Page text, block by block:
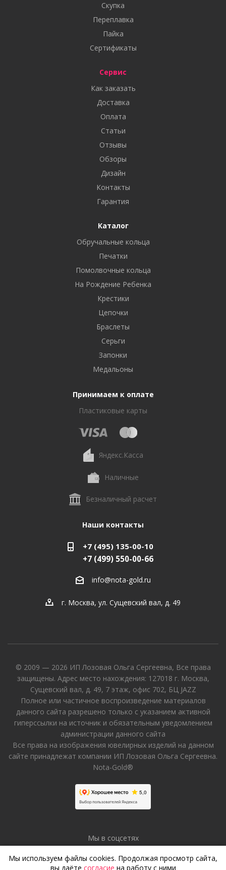
Скупка
Переплавка
Пайка
Сертификаты
Сервис
Как заказать
Доставка
Оплата
Статьи
Отзывы
Обзоры
Дизайн
Контакты
Гарантия
Каталог
Обручальные кольца
Печатки
Помолвочные кольца
На Рождение Ребенка
Крестики
Цепочки
Браслеты
Серьги
Запонки
Медальоны
Принимаем к оплате
Пластиковые карты
Яндекс.Касса
Наличные
Безналичный расчет
Наши контакты
+7 (495) 135-00-10
+7 (499) 550-00-66
info@nota-gold.ru
г. Москва, ул. Сущевский вал, д. 49
© 2009 — 2026 ИП Лозовая Ольга Сергеевна, Все права
защищены. Адрес место нахождения: 127018 г. Москва,
Сущевский вал, д. 49, 7 этаж, офис 702, БЦ JAZZ
Полное или частичное воспроизведение материалов
данного сайта разрешено только с указанием активной
гиперссылки на источник и обязательным уведомлением
администрации данного сайта
Все права на изображения ювелирных изделий на данном
сайте принадлежат компании ИП Лозовая Ольга Сергеевна.
Nota-Gold®
Мы в соцсетях
Мы используем файлы cookies. Продолжая просмотр сайта,
вы даёте согласие на работу с ними